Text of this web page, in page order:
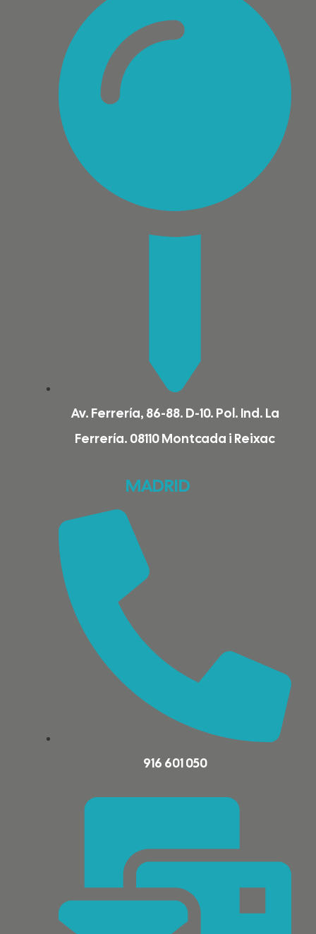
Av. Ferrería, 86-88. D-10. Pol. Ind. La
Ferrería. 08110 Montcada i Reixac
MADRID
916 601 050